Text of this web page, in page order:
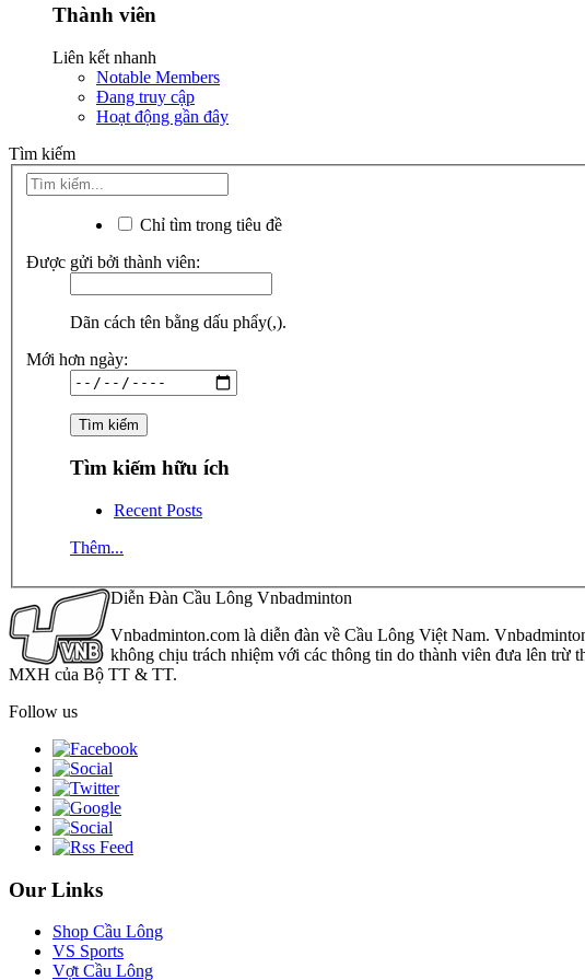
Thành viên
Liên kết nhanh
Notable Members
Đang truy cập
Hoạt động gần đây
Tìm kiếm
Chỉ tìm trong tiêu đề
Được gửi bởi thành viên:
Dãn cách tên bằng dấu phẩy(,).
Mới hơn ngày:
Tìm kiếm hữu ích
Recent Posts
Thêm...
Diễn Đàn Cầu Lông Vnbadminton
Vnbadminton.com là diễn đàn về Cầu Lông Việt Nam.
không chịu trách nhiệm với các thông tin do thành viên đưa lên trừ
MXH của Bộ TT & TT.
Follow us
Our Links
Shop Cầu Lông
VS Sports
Vợt Cầu Lông